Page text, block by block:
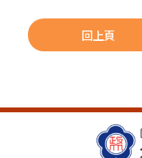
回上頁